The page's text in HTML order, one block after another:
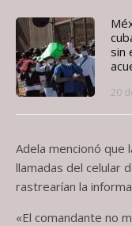
sin
20
Adela mencionó que
llamadas del celular
rastrearían la
«El comandante no